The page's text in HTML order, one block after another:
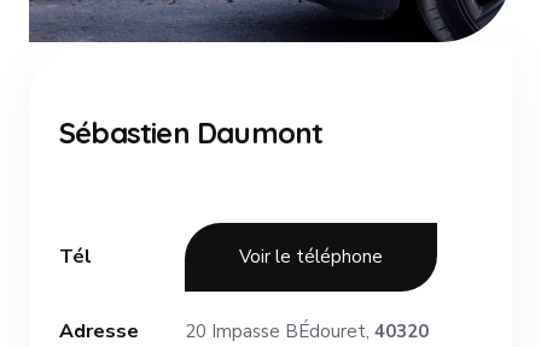
Sébastien Daumont
Tél Voir le téléphone
Adresse 20 Impasse BÉdouret, 40320